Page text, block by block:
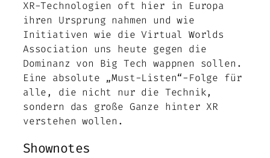
XR-Technologien oft hier in Europa
ihren Ursprung nahmen und wie
Initiativen wie die Virtual Worlds
Association uns heute gegen die
Dominanz von Big Tech wappnen sollen.
Eine absolute „Must-Listen“-Folge für
alle, die nicht nur die Technik,
sondern das große Ganze hinter XR
verstehen wollen.
Shownotes